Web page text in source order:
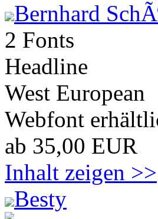
Bernhard
2 Fonts
Headline
West European
Webfont
ab 35,00 EUR
Inhalt zeigen >>
Besty